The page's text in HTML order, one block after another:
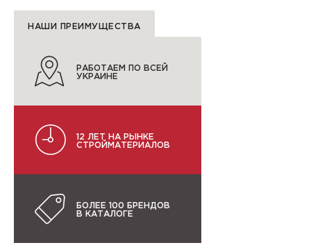
НАШИ ПРЕИМУЩЕСТВА
РАБОТАЕМ ПО ВСЕЙ
УКРАИНЕ
12 ЛЕТ НА РЫНКЕ
СТРОЙМАТЕРИАЛОВ
БОЛЕЕ 100 БРЕНДОВ
В КАТАЛОГЕ